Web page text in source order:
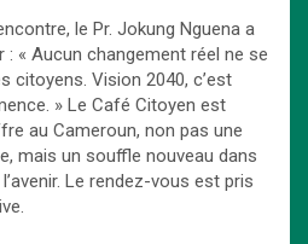
le Pr. Jokung Nguena a
« Aucun changement réel ne se
citoyens. Vision 2040, c’est
» Le Café Citoyen est
au Cameroun, non pas une
mais un souffle nouveau dans
Le rendez-vous est pris